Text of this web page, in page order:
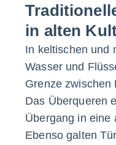
in alten
In keltischen und
Wasser und
Grenze zwischen
Das Überqueren
Übergang in eine
Ebenso galten